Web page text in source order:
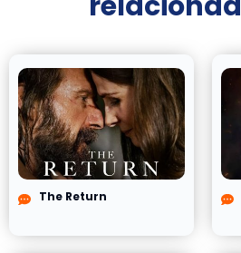
The Return